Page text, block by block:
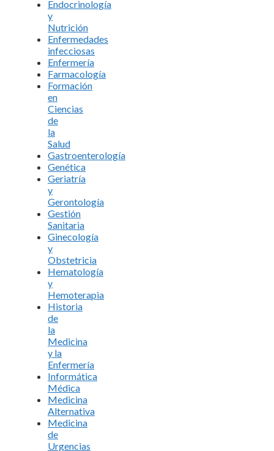
Endocrinología
y
Nutrición
Enfermedades
infecciosas
Enfermería
Farmacología
Formación
en
Ciencias
de
la
Salud
Gastroenterología
Genética
Geriatría
y
Gerontología
Gestión
Sanitaria
Ginecología
y
Obstetricia
Hematología
y
Hemoterapia
Historia
de
la
Medicina
y la
Enfermería
Informática
Médica
Medicina
Alternativa
Medicina
de
Urgencias